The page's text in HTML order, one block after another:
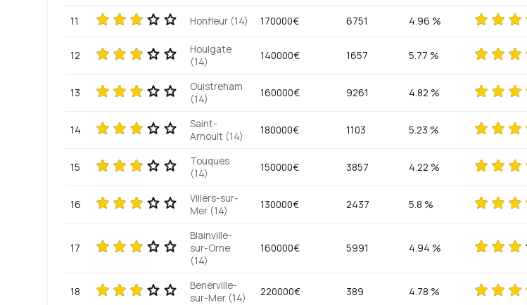
11 Honfleur (14) 170000€ 6751 4.96 %
12
Houlgate
(14)
140000€ 1657 5.77 %
13
Ouistreham
(14)
160000€ 9261 4.82 %
14
Saint-
Arnoult (14)
180000€ 1103 5.23 %
15
Touques
(14)
150000€ 3857 4.22 %
16
Villers-sur-
Mer (14)
130000€ 2437 5.8 %
17
Blainville-
sur-Orne
(14)
160000€ 5991 4.94 %
18
Benerville-
sur-Mer (14)
220000€ 389 4.78 %